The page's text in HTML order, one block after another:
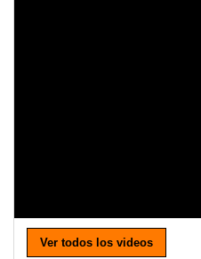
Ver todos los videos